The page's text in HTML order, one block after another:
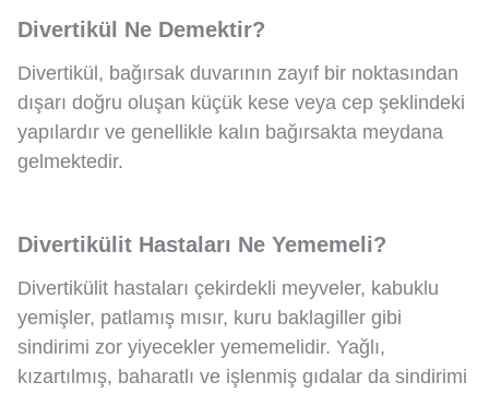
Divertikül Ne Demektir?
Divertikül, bağırsak duvarının zayıf bir noktasından
dışarı doğru oluşan küçük kese veya cep şeklindeki
yapılardır ve genellikle kalın bağırsakta meydana
gelmektedir.
Divertikülit Hastaları Ne Yememeli?
Divertikülit hastaları çekirdekli meyveler, kabuklu
yemişler, patlamış mısır, kuru baklagiller gibi
sindirimi zor yiyecekler yememelidir. Yağlı,
kızartılmış, baharatlı ve işlenmiş gıdalar da sindirimi